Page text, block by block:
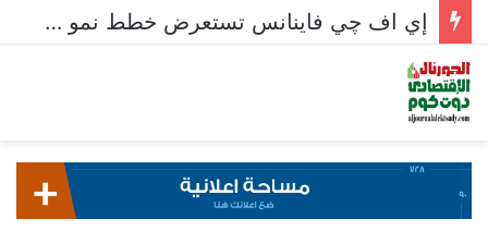
إي اف چي فاينانس تستعرض خطط نمو «بلد» لتعزيز حضورها في سوق تحويلات المصريين بالخارج